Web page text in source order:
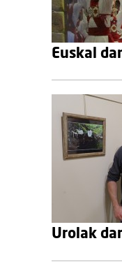
Euskal
Urolak